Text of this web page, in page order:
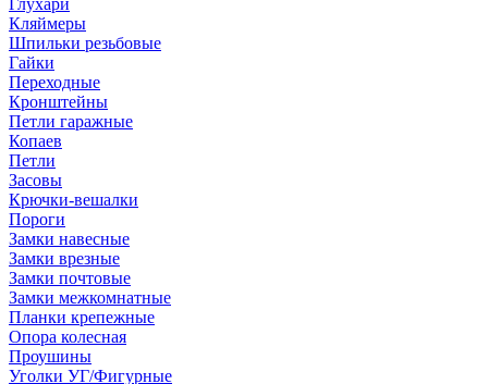
Глухари
Кляймеры
Шпильки резьбовые
Гайки
Переходные
Кронштейны
Петли гаражные
Копаев
Петли
Засовы
Крючки-вешалки
Пороги
Замки навесные
Замки врезные
Замки почтовые
Замки межкомнатные
Планки крепежные
Опора колесная
Проушины
Уголки УГ/Фигурные